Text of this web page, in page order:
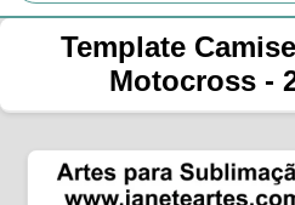
Template
Motocross -